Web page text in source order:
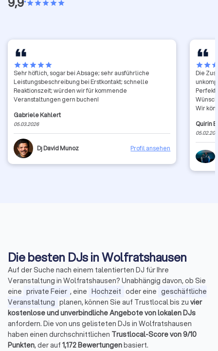
starstarstarstarstar
starstarstarstarstar
Sehr höflich, sogar bei Absage; sehr ausführliche
Leistungsbeschreibung bei Erstkontakt; schnelle
Reaktionszeit; würden wir für kommende
Veranstaltungen gern buchen!
Gabriele Kahlert
05.03.2026
Dj David Munoz Profil ansehen
starstar
Die
Wir
Quirin
Die besten DJs in Wolfratshausen
Auf der Suche nach einem talentierten DJ für Ihre
Veranstaltung in Wolfratshausen? Unabhängig davon, ob Sie
eine private Feier , eine Hochzeit oder eine geschäftliche
Veranstaltung planen, können Sie auf Trustlocal bis zu vier
kostenlose und unverbindliche Angebote von lokalen DJs
anfordern. Die von uns gelisteten DJs in Wolfratshausen
haben einen durchschnittlichen Trustlocal-Score von 9/10
Punkten, der auf 1,172 Bewertungenbasiert.